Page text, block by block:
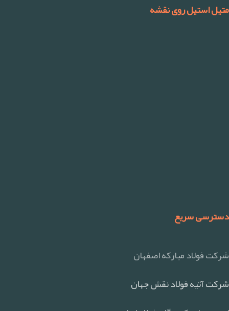
متیل استیل روی نقشه
دسترسی سریع
شرکت فولاد مبارکه اصفهان
شرکت آتیه فولاد نقش جهان